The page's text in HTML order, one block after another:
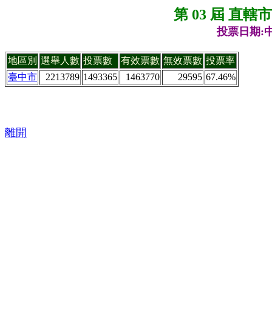
第 03 屆 直轄
投票日期:
地區別 選舉人數 投票數 有效票數 無效票數 投票率
臺中市
2213789 1493365 1463770 29595 67.46%
離開